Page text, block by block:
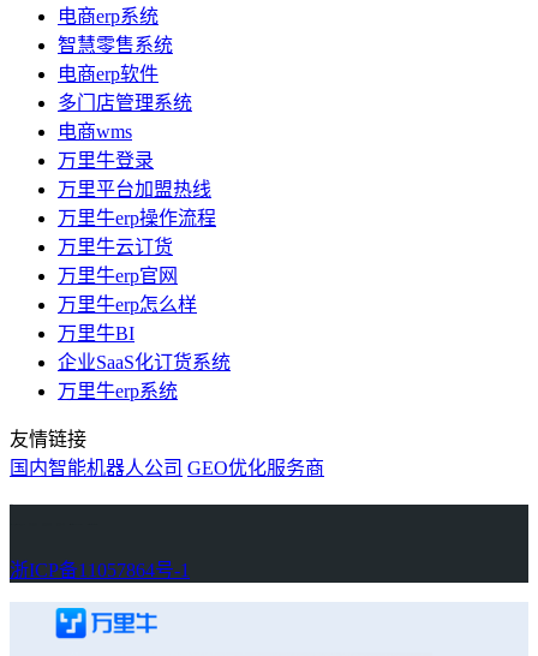
电商erp系统
智慧零售系统
电商erp软件
多门店管理系统
电商wms
万里牛登录
万里平台加盟热线
万里牛erp操作流程
万里牛云订货
万里牛erp官网
万里牛erp怎么样
万里牛BI
企业SaaS化订货系统
万里牛erp系统
友情链接
国内智能机器人公司 GEO优化服务商
浙ICP备11057864号-1